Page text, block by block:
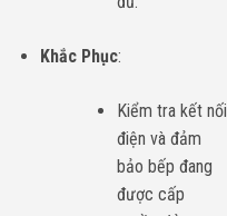
Khắc Phục:
Kiểm tra kết nối
điện và đảm
bảo bếp đang
được cấp